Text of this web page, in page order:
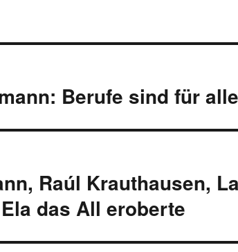
Berufe sind für
Raúl Krauthausen,
das All eroberte